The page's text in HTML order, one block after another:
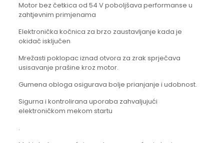
Motor bez četkica od 54 V poboljšava performanse u
zahtjevnim primjenama
Elektronička kočnica za brzo zaustavljanje kada je
okidač isključen
Mrežasti poklopac iznad otvora za zrak sprječava
usisavanje prašine kroz motor.
Gumena obloga osigurava bolje prianjanje i udobnost.
Sigurna i kontrolirana uporaba zahvaljujući
elektroničkom mekom startu
.